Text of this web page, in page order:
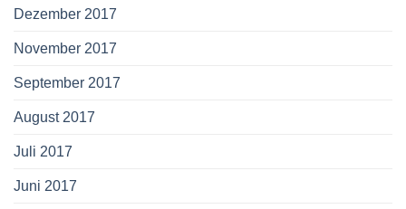
Dezember 2017
November 2017
September 2017
August 2017
Juli 2017
Juni 2017